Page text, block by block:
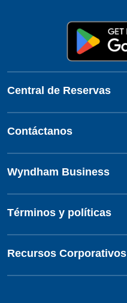
Central de Reservas
Contáctanos
Wyndham Business
Términos y políticas
Recursos Corporativos